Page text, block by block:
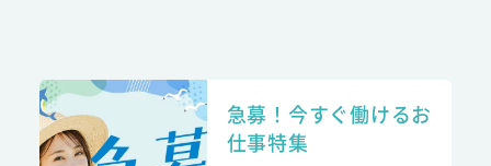
急募！今すぐ働けるお
仕事特集